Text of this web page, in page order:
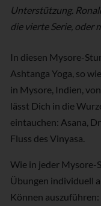
Unterstützung.
die vierte Serie, oder
In diesen Mysore-
Ashtanga Yoga, so
in Mysore, Indien,
lässt Dich in die
eintauchen: Asana,
Fluss des Vinyasa.
Wie in jeder Mysore-
Übungen individuell
Können